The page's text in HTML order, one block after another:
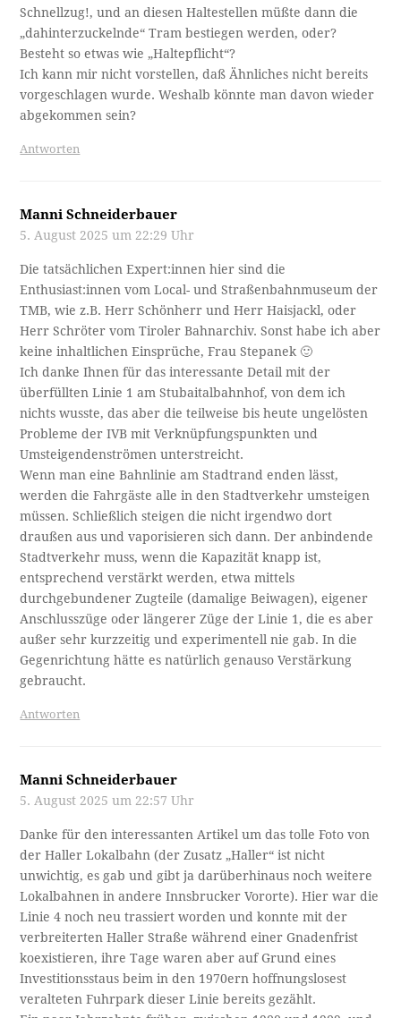
Schnellzug!, und an diesen Haltestellen müßte dann die
„dahinterzuckelnde“ Tram bestiegen werden, oder?
Besteht so etwas wie „Haltepflicht“?
Ich kann mir nicht vorstellen, daß Ähnliches nicht bereits
vorgeschlagen wurde. Weshalb könnte man davon wieder
abgekommen sein?
Antworten
Manni Schneiderbauer
5. August 2025 um 22:29 Uhr
Die tatsächlichen Expert:innen hier sind die
Enthusiast:innen vom Local- und Straßenbahnmuseum der
TMB, wie z.B. Herr Schönherr und Herr Haisjackl, oder
Herr Schröter vom Tiroler Bahnarchiv. Sonst habe ich aber
keine inhaltlichen Einsprüche, Frau Stepanek 🙂
Ich danke Ihnen für das interessante Detail mit der
überfüllten Linie 1 am Stubaitalbahnhof, von dem ich
nichts wusste, das aber die teilweise bis heute ungelösten
Probleme der IVB mit Verknüpfungspunkten und
Umsteigendenströmen unterstreicht.
Wenn man eine Bahnlinie am Stadtrand enden lässt,
werden die Fahrgäste alle in den Stadtverkehr umsteigen
müssen. Schließlich steigen die nicht irgendwo dort
draußen aus und vaporisieren sich dann. Der anbindende
Stadtverkehr muss, wenn die Kapazität knapp ist,
entsprechend verstärkt werden, etwa mittels
durchgebundener Zugteile (damalige Beiwagen), eigener
Anschlusszüge oder längerer Züge der Linie 1, die es aber
außer sehr kurzzeitig und experimentell nie gab. In die
Gegenrichtung hätte es natürlich genauso Verstärkung
gebraucht.
Antworten
Manni Schneiderbauer
5. August 2025 um 22:57 Uhr
Danke für den interessanten Artikel um das tolle Foto von
der Haller Lokalbahn (der Zusatz „Haller“ ist nicht
unwichtig, es gab und gibt ja darüberhinaus noch weitere
Lokalbahnen in andere Innsbrucker Vororte). Hier war die
Linie 4 noch neu trassiert worden und konnte mit der
verbreiterten Haller Straße während einer Gnadenfrist
koexistieren, ihre Tage waren aber auf Grund eines
Investitionsstaus beim in den 1970ern hoffnungslosest
veralteten Fuhrpark dieser Linie bereits gezählt.